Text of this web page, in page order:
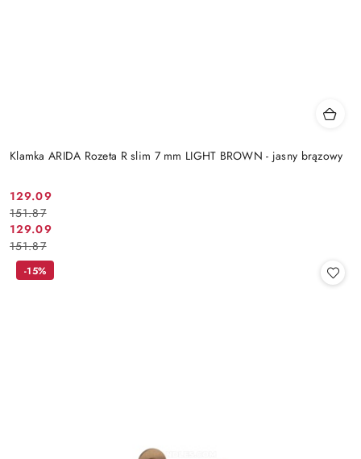
Klamka ARIDA Rozeta R slim 7 mm LIGHT BROWN - jasny brązowy
Cena
promocyjna:
129.09
Cena
przed
promocją:
151.87
Cena
promocyjna:
129.09
Cena
przed
promocją:
151.87
-15%